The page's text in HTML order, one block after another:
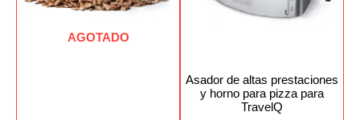
AGOTADO
Asador de altas prestaciones
y horno para pizza para
TravelQ